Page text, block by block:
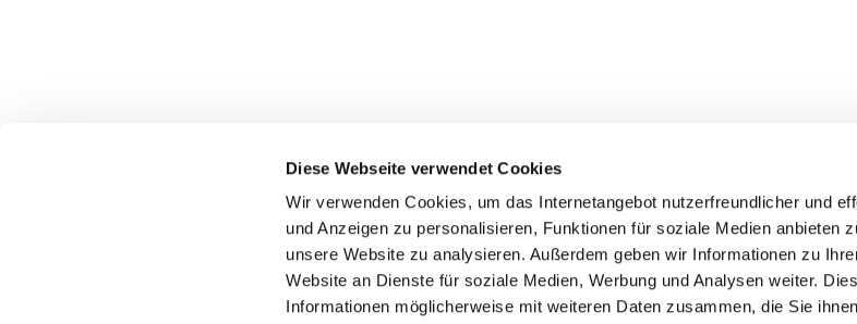
Diese Webseite verwendet Cookies
Wir verwenden Cookies, um das Internetangebot nutzerfreundlicher und
und Anzeigen zu personalisieren, Funktionen für soziale Medien anbieten
unsere Website zu analysieren. Außerdem geben wir Informationen zu
Website an Dienste für soziale Medien, Werbung und Analysen weiter.
Informationen möglicherweise mit weiteren Daten zusammen, die Sie
Träger der Initiative Energieeffizienz- und Klimaschutz-Netzwerke